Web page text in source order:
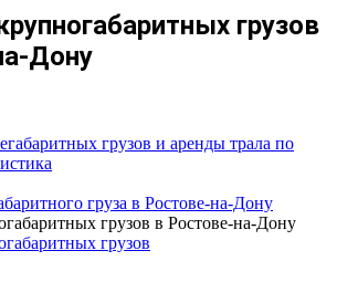
грузов
Дону
грузов и аренды трала по
груза в Ростове-на-Дону
грузов в Ростове-на-Дону